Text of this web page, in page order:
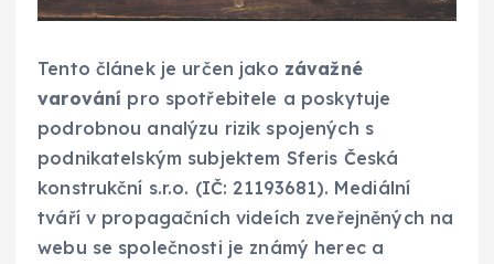
Tento článek je určen jako závažné
varování pro spotřebitele a poskytuje
podrobnou analýzu rizik spojených s
podnikatelským subjektem Sferis Česká
konstrukční s.r.o. (IČ: 21193681). Mediální
tváří v propagačních videích zveřejněných na
webu se společnosti je známý herec a